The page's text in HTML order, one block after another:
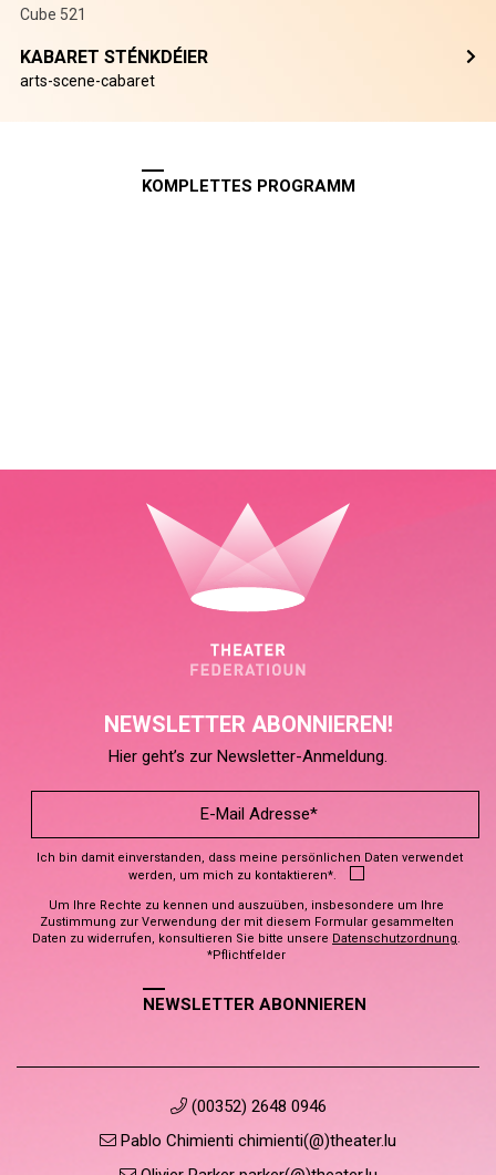
Cube 521
KABARET STÉNKDÉIER
arts-scene-cabaret
KOMPLETTES PROGRAMM
NEWSLETTER ABONNIEREN!
Hier geht’s zur Newsletter-Anmeldung.
Ich bin damit einverstanden, dass meine persönlichen Daten verwendet
werden, um mich zu kontaktieren*.
Um Ihre Rechte zu kennen und auszuüben, insbesondere um Ihre
Zustimmung zur Verwendung der mit diesem Formular gesammelten
Daten zu widerrufen, konsultieren Sie bitte unsere Datenschutzordnung.
*Pflichtfelder
NEWSLETTER ABONNIEREN
(00352) 2648 0946
Pablo Chimienti chimienti(@)theater.lu